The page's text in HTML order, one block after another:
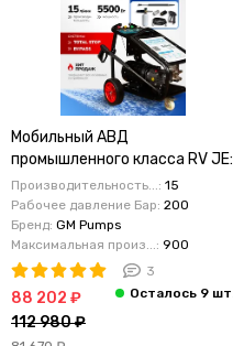
Мобильный АВД
промышленного класса RV JE:
5,5 кВт, 200 бар, 900 л/час
(15 л/мин)
Производительность...: 15
Рабочее давление Бар: 200
Бренд: GM Pumps
Максимальная произ...: 900
3
88 202 ₽
112 980 ₽